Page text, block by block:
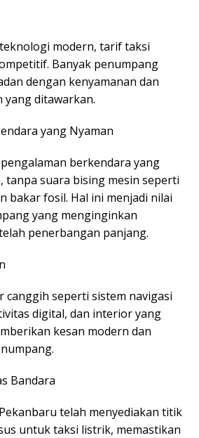
modern, tarif taksi
Banyak penumpang
dengan kenyamanan dan
ditawarkan.
yang Nyaman
berkendara yang
tanpa suara bising mesin seperti
bakar fosil. Hal ini menjadi nilai
yang menginginkan
penerbangan panjang.
seperti sistem navigasi
digital, dan interior yang
kesan modern dan
Bandara
telah menyediakan titik
untuk taksi listrik, memastikan